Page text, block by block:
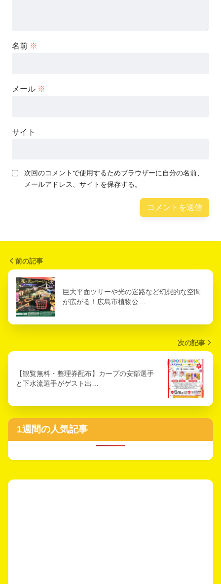
名前 ※
メール ※
サイト
次回のコメントで使用するためブラウザーに自分の名前、
メールアドレス、サイトを保存する。
前の記事
巨大平面ツリーや光の迷路など幻想的な空間
が広がる！広島市植物公…
次の記事
【観覧無料・整理券配布】カープの安部選手
と下水流選手がゲスト出…
1週間の人気記事